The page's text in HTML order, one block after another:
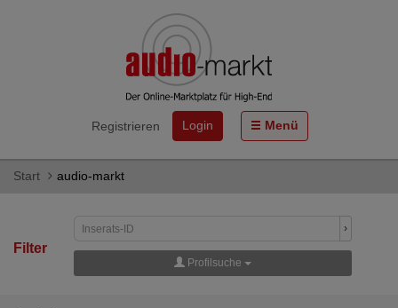
Registrieren Login Menü
Start audio-markt
Filter
›
Profilsuche